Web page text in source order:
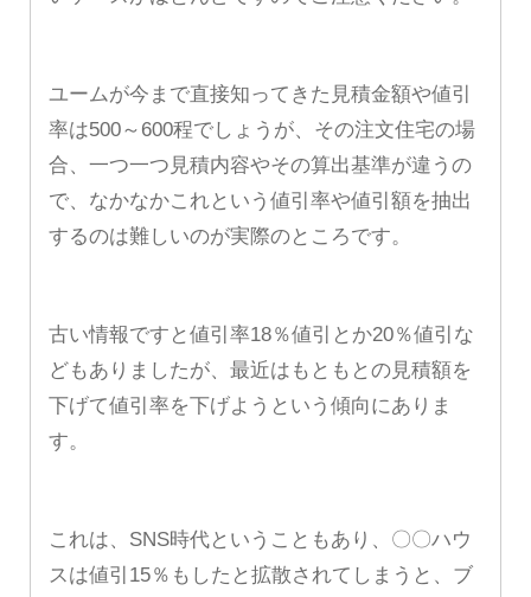
ユームが今まで直接知ってきた見積金額や値引
率は500～600程でしょうが、その注文住宅の場
合、一つ一つ見積内容やその算出基準が違うの
で、なかなかこれという値引率や値引額を抽出
するのは難しいのが実際のところです。
古い情報ですと値引率18％値引とか20％値引な
どもありましたが、最近はもともとの見積額を
下げて値引率を下げようという傾向にありま
す。
これは、SNS時代ということもあり、〇〇ハウ
スは値引15％もしたと拡散されてしまうと、ブ